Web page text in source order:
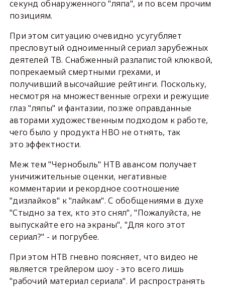
секунд обнаруженного "ляпа", и по всем прочим
позициям.
При этом ситуацию очевидно усугубляет
пресловутый одноименный сериал зарубежных
деятелей ТВ. Снабженный разлапистой клюквой,
попрекаемый смертными грехами, и
получивший высочайшие рейтинги. Поскольку,
несмотря на множественные огрехи и режущие
глаз "ляпы" и фантазии, позже оправданные
авторами художественным подходом к работе,
чего было у продукта HBO не отнять, так
это эффектности.
Меж тем "Чернобыль" НТВ авансом получает
уничижительные оценки, негативные
комментарии и рекордное соотношение
"дизлайков" к "лайкам". С обобщениями в духе
"Стыдно за тех, кто это снял", "Пожалуйста, не
выпускайте его на экраны", "Для кого этот
сериал?" - и погрубее.
При этом НТВ гневно поясняет, что видео не
является трейлером шоу - это всего лишь
"рабочий материал сериала". И распространять